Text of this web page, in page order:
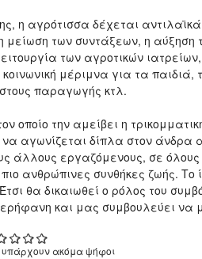
η αγρότισσα δέχεται
των συντάξεων, η αύξηση
των αγροτικών
μέριμνα για τα παιδιά,
παραγωγής κτλ.
οποίο την αμείβει η
αγωνίζεται δίπλα στον άνδρα
άλλους εργαζόμενους, σε
ανθρώπινες συνθήκες ζωής.
θα δικαιωθεί ο ρόλος του
και μας συμβουλεύει
υπάρχουν ακόμα ψήφοι